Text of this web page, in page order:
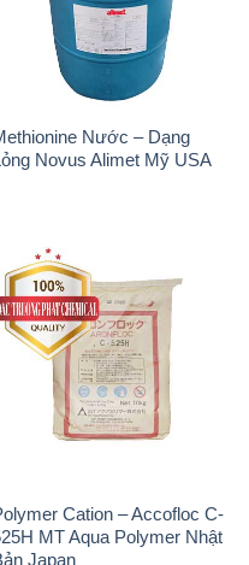
Lỏng Novus Alimet Mỹ USA
Polymer Cation – Accofloc C-
525H MT Aqua Polymer Nhật
Bản Japan